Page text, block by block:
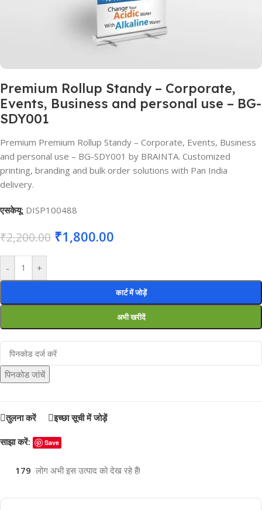
Premium Rollup Standy – Corporate,
Events, Business and personal use – BG-
SDY001
Premium Premium Rollup Standy – Corporate, Events, Business
and personal use – BG-SDY001 by BRAINTA. Customized
printing, branding and bulk order solutions with Pan India
delivery.
एसकेयू: DISP100488
₹2,200.00 ₹1,800.00
- +
कार्ट में जोड़ें
अभी खरीदें
पिनकोड जांचें
तुलना करें इच्छा सूची में जोड़ें
साझा करें: Save
179 लोग अभी इस उत्पाद को देख रहे हैं!